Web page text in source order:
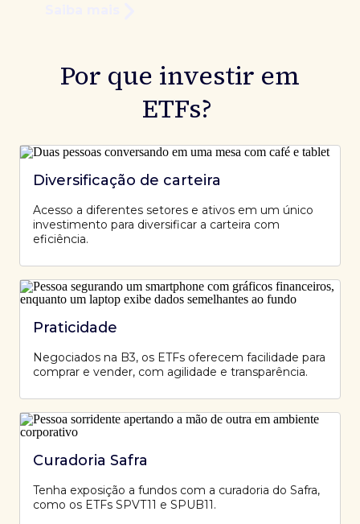
Por que investir em
ETFs?
Diversificação de carteira
Acesso a diferentes setores e ativos em um único
investimento para diversificar a carteira com
eficiência.
Praticidade
Negociados na B3, os ETFs oferecem facilidade para
comprar e vender, com agilidade e transparência.
Curadoria Safra
Tenha exposição a fundos com a curadoria do Safra,
como os ETFs SPVT11 e SPUB11.